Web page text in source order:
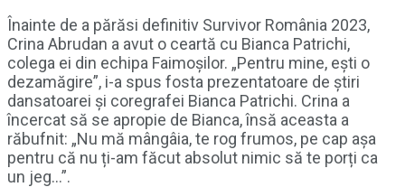
Înainte de a părăsi definitiv Survivor România 2023,
Crina Abrudan a avut o ceartă cu Bianca Patrichi,
colega ei din echipa Faimoșilor. „Pentru mine, ești o
dezamăgire”, i-a spus fosta prezentatoare de știri
dansatoarei și coregrafei Bianca Patrichi. Crina a
încercat să se apropie de Bianca, însă aceasta a
răbufnit: „Nu mă mângâia, te rog frumos, pe cap așa
pentru că nu ți-am făcut absolut nimic să te porți ca
un jeg…”.